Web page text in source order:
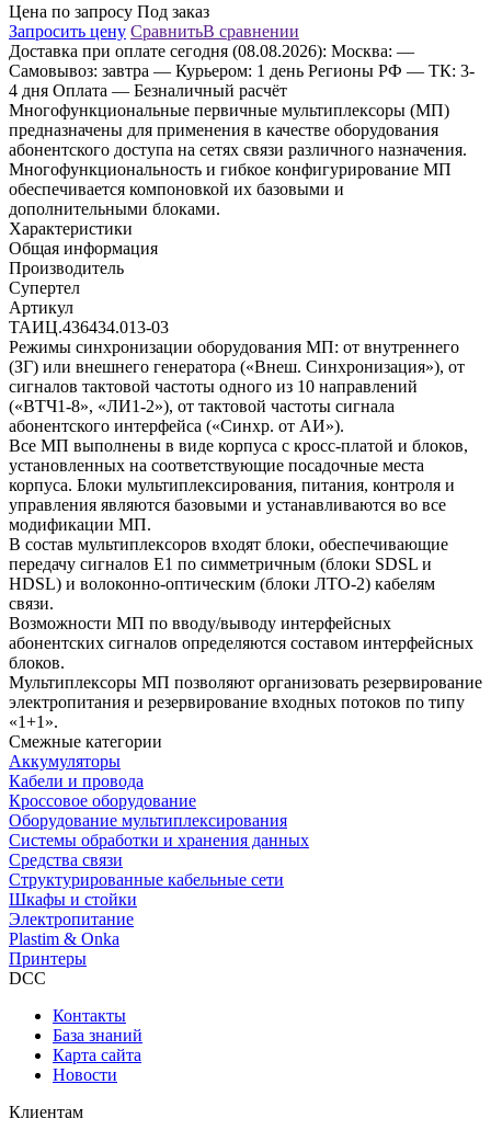
Цена по запросу Под заказ
Запросить цену СравнитьВ сравнении
Доставка при оплате сегодня (08.08.2026): Москва: —
Самовывоз: завтра — Курьером: 1 день Регионы РФ — ТК: 3-
4 дня Оплата — Безналичный расчёт
Многофункциональные первичные мультиплексоры (МП)
предназначены для применения в качестве оборудования
абонентского доступа на сетях связи различного назначения.
Многофункциональность и гибкое конфигурирование МП
обеспечивается компоновкой их базовыми и
дополнительными блоками.
Характеристики
Общая информация
Производитель
Супертел
Артикул
ТАИЦ.436434.013-03
Режимы синхронизации оборудования МП: от внутреннего
(ЗГ) или внешнего генератора («Внеш. Синхронизация»), от
сигналов тактовой частоты одного из 10 направлений
(«ВТЧ1-8», «ЛИ1-2»), от тактовой частоты сигнала
абонентского интерфейса («Синхр. от АИ»).
Все МП выполнены в виде корпуса с кросс-платой и блоков,
установленных на соответствующие посадочные места
корпуса. Блоки мультиплексирования, питания, контроля и
управления являются базовыми и устанавливаются во все
модификации МП.
В состав мультиплексоров входят блоки, обеспечивающие
передачу сигналов Е1 по симметричным (блоки SDSL и
HDSL) и волоконно-оптическим (блоки ЛТО-2) кабелям
связи.
Возможности МП по вводу/выводу интерфейсных
абонентских сигналов определяются составом интерфейсных
блоков.
Мультиплексоры МП позволяют организовать резервирование
электропитания и резервирование входных потоков по типу
«1+1».
Смежные категории
Аккумуляторы
Кабели и провода
Кроссовое оборудование
Оборудование мультиплексирования
Системы обработки и хранения данных
Средства связи
Структурированные кабельные сети
Шкафы и стойки
Электропитание
Plastim & Onka
Принтеры
DCC
Контакты
База знаний
Карта сайта
Новости
Клиентам